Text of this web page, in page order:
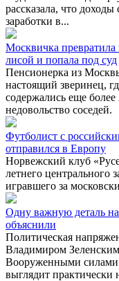
рассказала, что
заработки в...
Москвичка превратила
лисой и попала под суд
Пенсионерка из
настоящий зверинец,
содержались еще
недовольство соседей.
Футболист с
отправился в Европу
Норвежский клуб
летнего
игравшего за
Одну важную деталь
объяснили
Политическая
Владимиром
Вооруженными
выглядит практически